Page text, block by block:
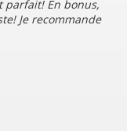
parfait! En bonus,
Je recommande